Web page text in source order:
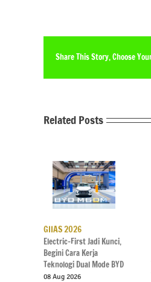
Share This Story, Choose
Related Posts
GIIAS 2026
Electric-First Jadi Kunci,
Begini Cara Kerja
Teknologi Dual Mode BYD
08 Aug 2026